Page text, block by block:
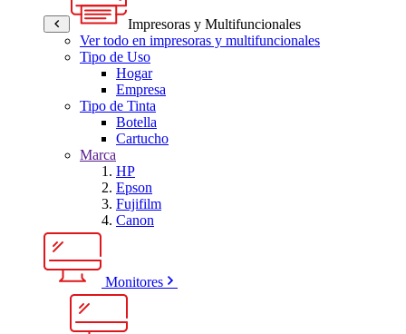
Impresoras y Multifuncionales
Ver todo en impresoras y multifuncionales
Tipo de Uso
Hogar
Empresa
Tipo de Tinta
Botella
Cartucho
Marca
HP
Epson
Fujifilm
Canon
Monitores